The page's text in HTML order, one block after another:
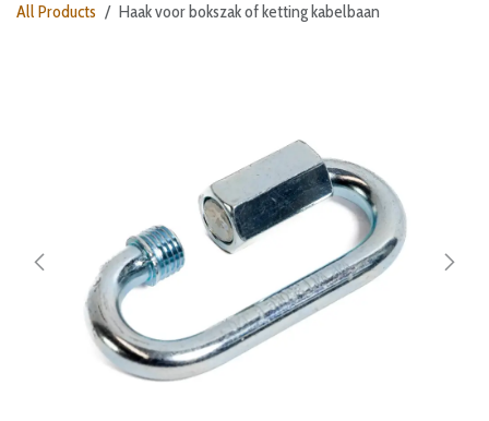
All Products Haak voor bokszak of ketting kabelbaan